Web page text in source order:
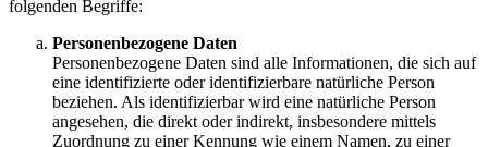
folgenden Begriffe:
Personenbezogene Daten
Personenbezogene Daten sind alle Informationen, die sich auf
eine identifizierte oder identifizierbare natürliche Person
beziehen. Als identifizierbar wird eine natürliche Person
angesehen, die direkt oder indirekt, insbesondere mittels
Zuordnung zu einer Kennung wie einem Namen, zu einer